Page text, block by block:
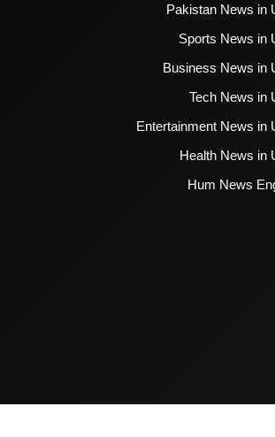
Pakistan News in
Sports News in
Business News in
Tech News in
Entertainment News in
Health News in
Hum News